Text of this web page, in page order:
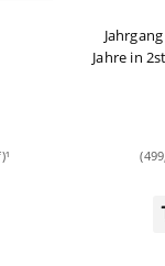
Jahre in